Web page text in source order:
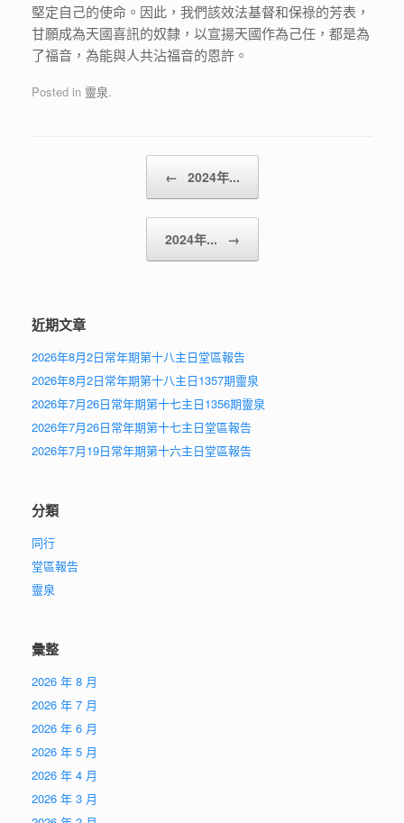
堅定自己的使命。因此，我們該效法基督和保祿的芳表，
甘願成為天國喜訊的奴隸，以宣揚天國作為己任，都是為
了福音，為能與人共沾福音的恩許。
Posted in 靈泉.
Post navigation
← 2024年...
2024年... →
近期文章
2026年8月2日常年期第十八主日堂區報告
2026年8月2日常年期第十八主日1357期靈泉
2026年7月26日常年期第十七主日1356期靈泉
2026年7月26日常年期第十七主日堂區報告
2026年7月19日常年期第十六主日堂區報告
分類
同行
堂區報告
靈泉
彙整
2026 年 8 月
2026 年 7 月
2026 年 6 月
2026 年 5 月
2026 年 4 月
2026 年 3 月